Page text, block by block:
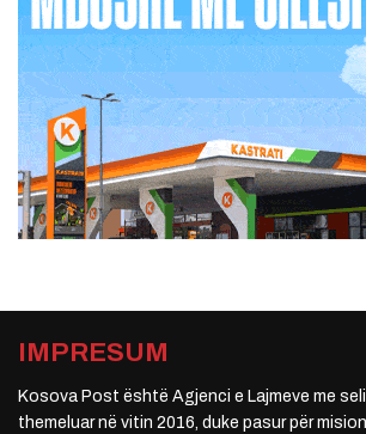
IMPRESUM
Kosova Post është Agjenci e Lajmeve me
themeluar në vitin 2016, duke pasur për